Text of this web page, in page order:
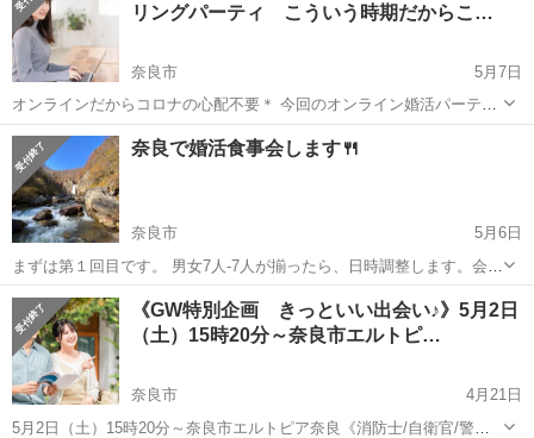
リングパーティ こういう時期だからこ…
奈良市
5月7日
オンラインだからコロナの心配不要＊ 今回のオンライン婚活パーティ
ーは いつまでも続く恋がしたい《初婚男女》限定♡ お仕事に一生懸命
の 《公務員》or《年収400万以上》or 《ボーナスのある正社員》 との
出会いを...
奈良 奈良市 パーティー 今週末
奈良で婚活食事会します🍴
奈良市
5月6日
まずは第１回目です。 男女7人-7人が揃ったら、日時調整します。会費
は場所代とちょっとのお気持ちのみで、僕が簡単な料理を出そうと思
います。お一人1000円くらいで考えています。 対象年齢を22歳～35歳
とさせてください。...
奈良 奈良市 パーティー 会場
《GW特別企画 きっといい出会い♪》5月2日
（土）15時20分～奈良市エルトピ…
奈良市
4月21日
5月2日（土）15時20分～奈良市エルトピア奈良《消防士/自衛官/警察